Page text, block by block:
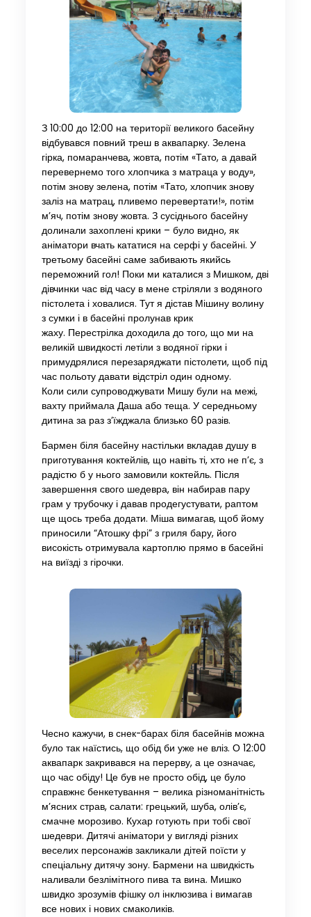
З 10:00 до 12:00 на території великого басейну
відбувався повний треш в аквапарку. Зелена
гірка, помаранчева, жовта, потім «Тато, а давай
перевернемо того хлопчика з матраца у воду»,
потім знову зелена, потім «Тато, хлопчик знову
заліз на матрац, пливемо перевертати!», потім
м’яч, потім знову жовта. З сусіднього басейну
долинали захоплені крики – було видно, як
аніматори вчать кататися на серфі у басейні. У
третьому басейні саме забивають якийсь
переможний гол! Поки ми каталися з Мишком, дві
дівчинки час від часу в мене стріляли з водяного
пістолета і ховалися. Тут я дістав Мішину волину
з сумки і в басейні пролунав крик
жаху. Перестрілка доходила до того, що ми на
великій швидкості летіли з водяної гірки і
примудрялися перезаряджати пістолети, щоб під
час польоту давати відстріл один одному.
Коли сили супроводжувати Мишу були на межі,
вахту приймала Даша або теща. У середньому
дитина за раз з’їжджала близько 60 разів.
Бармен біля басейну настільки вкладав душу в
приготування коктейлів, що навіть ті, хто не п’є, з
радістю б у нього замовили коктейль. Після
завершення свого шедевра, він набирав пару
грам у трубочку і давав продегустувати, раптом
ще щось треба додати. Міша вимагав, щоб йому
приносили “Атошку фрі” з гриля бару, його
високість отримувала картоплю прямо в басейні
на виїзді з гірочки.
Чесно кажучи, в снек-барах біля басейнів можна
було так наїстись, що обід би уже не вліз. О 12:00
аквапарк закривався на перерву, а це означає,
що час обіду! Це був не просто обід, це було
справжнє бенкетування – велика різноманітність
м’ясних страв, салати: грецький, шуба, олів’є,
смачне морозиво. Кухар готують при тобі свої
шедеври. Дитячі аніматори у вигляді різних
веселих персонажів закликали дітей поїсти у
спеціальну дитячу зону. Бармени на швидкість
наливали безлімітного пива та вина. Мишко
швидко зрозумів фішку ол інклюзива і вимагав
все нових і нових смаколиків.